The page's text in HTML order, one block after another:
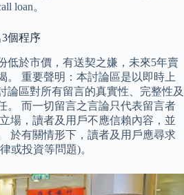
loan。
個程序
低於市價，有送契之嫌，未來5年賣
。 重要聲明：本討論區是以即時上
論區對所有留言的真實性、完整性及
。 而一切留言之言論只代表留言者
場，讀者及用戶不應信賴內容，並
於有關情形下，讀者及用戶應尋求
或投資等問題)。